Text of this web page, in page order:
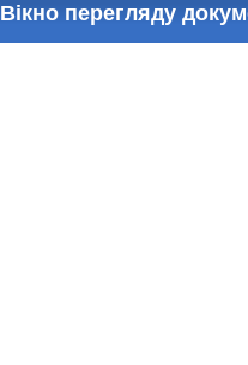
Вікно перегляду